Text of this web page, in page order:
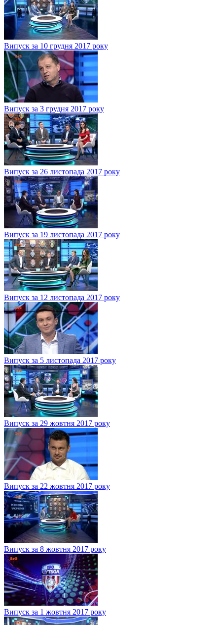
Випуск за 10 грудня 2017 року
Випуск за 3 грудня 2017 року
Випуск за 26 листопада 2017 року
Випуск за 19 листопада 2017 року
Випуск за 12 листопада 2017 року
Випуск за 5 листопада 2017 року
Випуск за 29 жовтня 2017 року
Випуск за 22 жовтня 2017 року
Випуск за 8 жовтня 2017 року
Випуск за 1 жовтня 2017 року